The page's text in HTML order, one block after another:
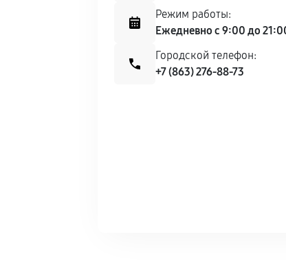
Режим работы:
Ежедневно с 9:00 до
Городской телефон:
+7 (863) 276-88-73